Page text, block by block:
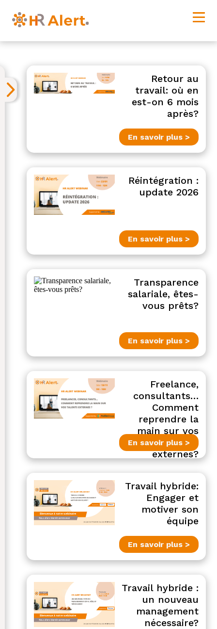
Retour au
travail: où en
est-on 6 mois
après?
En savoir plus >
Réintégration :
update 2026
En savoir plus >
Transparence
salariale, êtes-
vous prêts?
En savoir plus >
Freelance,
consultants…
Comment
reprendre la
main sur vos
talents
externes?
En savoir plus >
Travail hybride:
Engager et
motiver son
équipe
En savoir plus >
Travail hybride :
un nouveau
management
nécessaire?